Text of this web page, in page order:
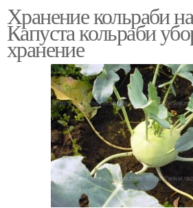
Хранение кольраби
Капуста кольраби
хранение